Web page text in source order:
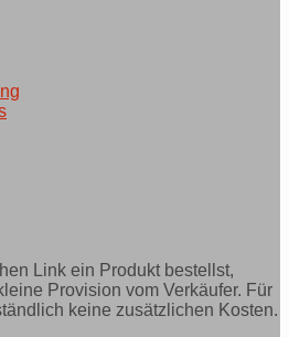
Link ein Produkt bestellst,
Provision vom Verkäufer. Für
keine zusätzlichen Kosten.